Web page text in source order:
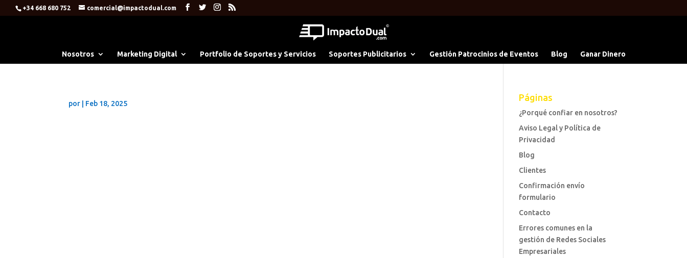
+34 668 680 752 comercial@impactodual.com
Nosotros Marketing Digital Portfolio de Soportes y Servicios Soportes Publicitarios Gestión Patrocinios de Eventos Blog Ganar Dinero
por Feb 18, 2025
Páginas
¿Porqué confiar en nosotros?
Aviso Legal y Política de
Privacidad
Blog
Clientes
Confirmación envío
formulario
Contacto
Errores comunes en la
gestión de Redes Sociales
Empresariales